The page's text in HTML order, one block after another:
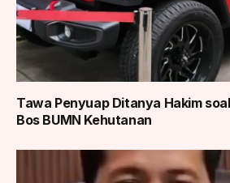
Tawa Penyuap Ditanya Hakim
Bos BUMN Kehutanan